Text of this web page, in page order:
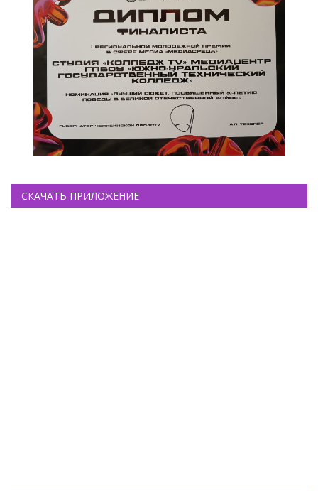
СКАЧАТЬ ПРИЛОЖЕНИЕ